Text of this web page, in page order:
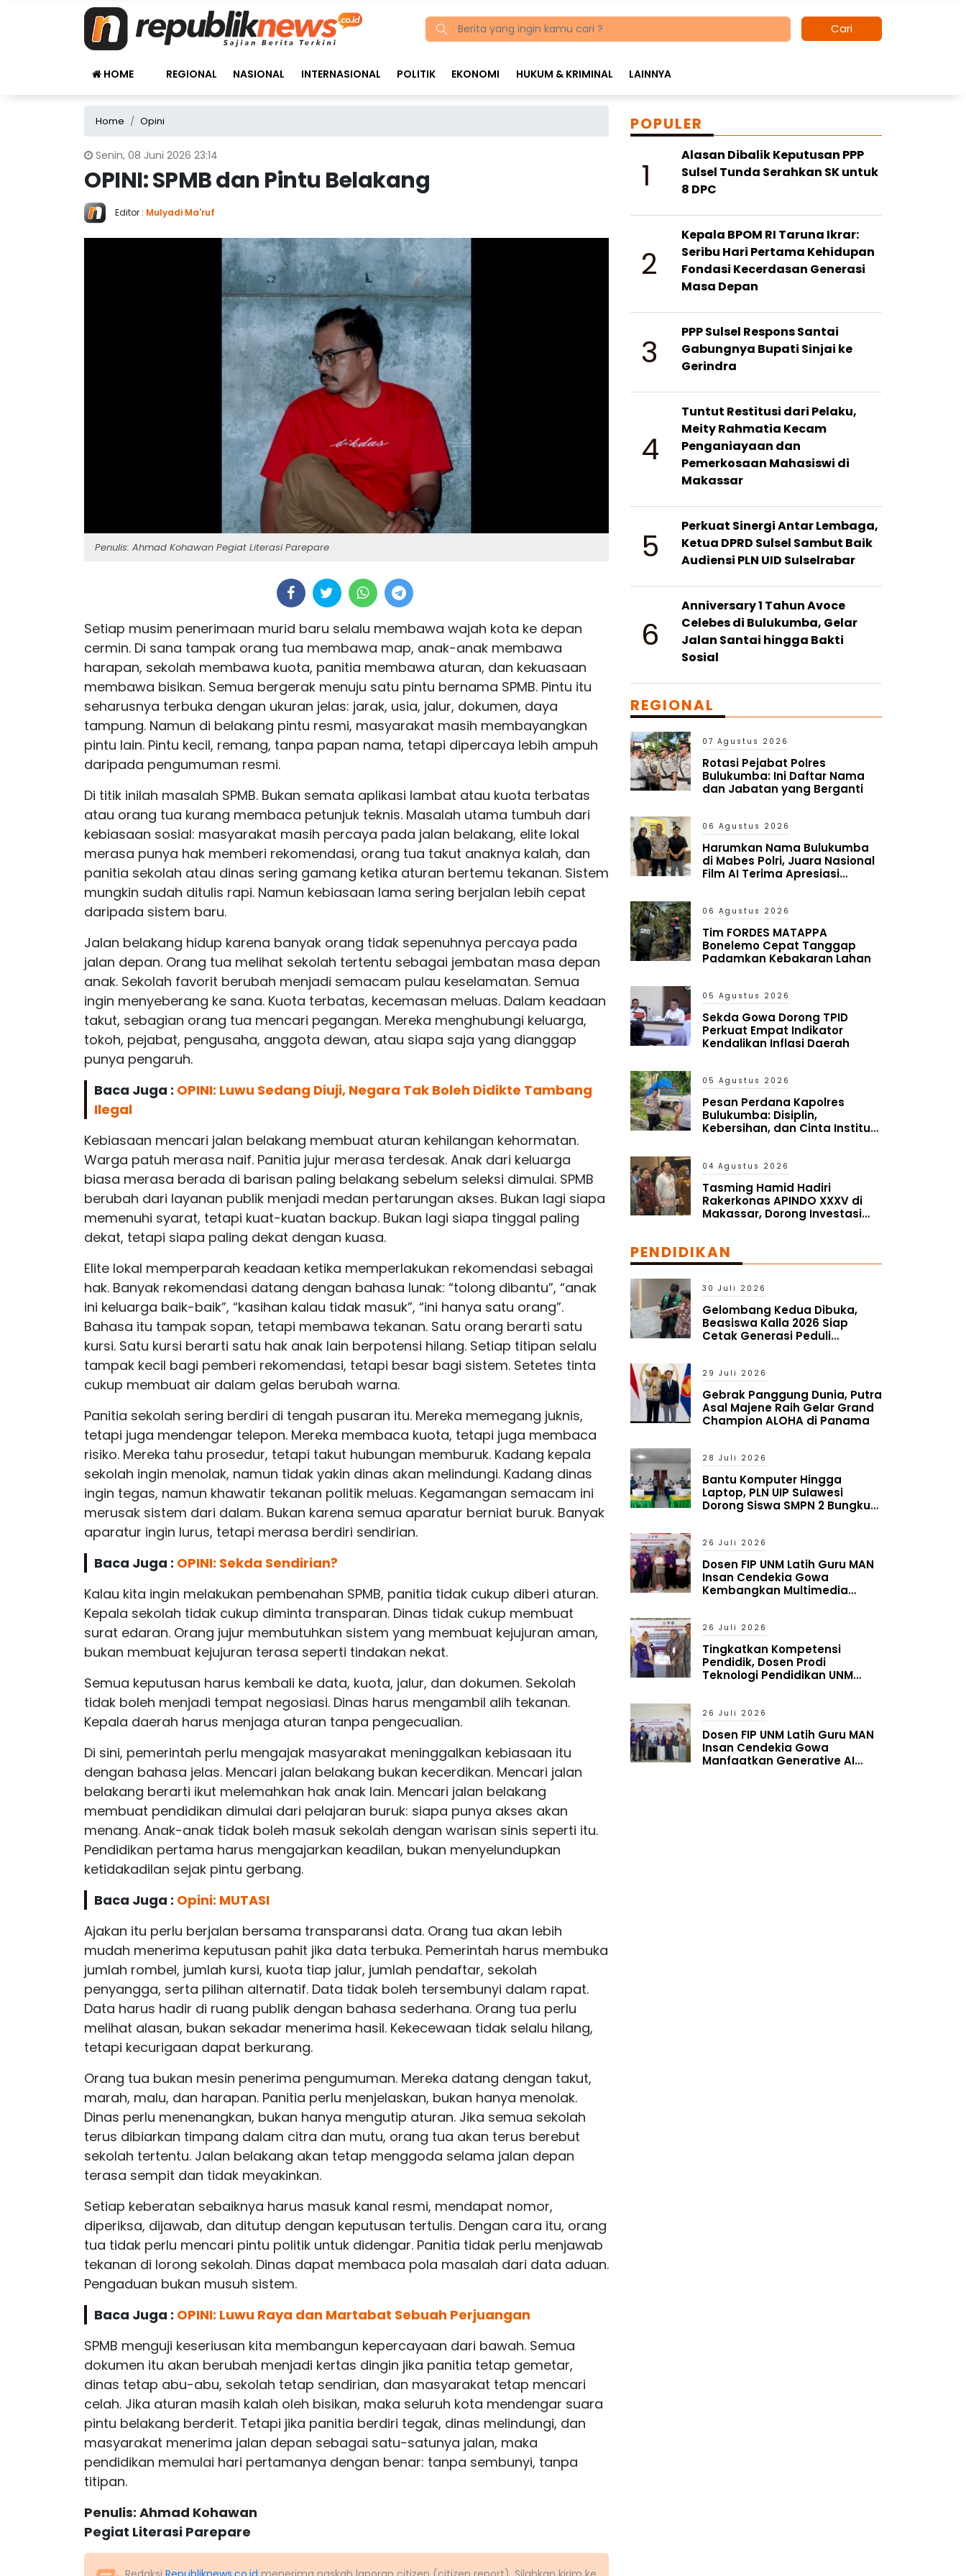
Cari
HOME REGIONAL NASIONAL INTERNASIONAL POLITIK EKONOMI HUKUM & KRIMINAL LAINNYA
Home Opini
Senin, 08 Juni 2026 23:14
OPINI: SPMB dan Pintu Belakang
Editor : Mulyadi Ma'ruf
Penulis: Ahmad Kohawan Pegiat Literasi Parepare
Setiap musim penerimaan murid baru selalu membawa wajah kota ke depan
cermin. Di sana tampak orang tua membawa map, anak-anak membawa
harapan, sekolah membawa kuota, panitia membawa aturan, dan kekuasaan
membawa bisikan. Semua bergerak menuju satu pintu bernama SPMB. Pintu itu
seharusnya terbuka dengan ukuran jelas: jarak, usia, jalur, dokumen, daya
tampung. Namun di belakang pintu resmi, masyarakat masih membayangkan
pintu lain. Pintu kecil, remang, tanpa papan nama, tetapi dipercaya lebih ampuh
daripada pengumuman resmi.
Di titik inilah masalah SPMB. Bukan semata aplikasi lambat atau kuota terbatas
atau orang tua kurang membaca petunjuk teknis. Masalah utama tumbuh dari
kebiasaan sosial: masyarakat masih percaya pada jalan belakang, elite lokal
merasa punya hak memberi rekomendasi, orang tua takut anaknya kalah, dan
panitia sekolah atau dinas sering gamang ketika aturan bertemu tekanan. Sistem
mungkin sudah ditulis rapi. Namun kebiasaan lama sering berjalan lebih cepat
daripada sistem baru.
Jalan belakang hidup karena banyak orang tidak sepenuhnya percaya pada
jalan depan. Orang tua melihat sekolah tertentu sebagai jembatan masa depan
anak. Sekolah favorit berubah menjadi semacam pulau keselamatan. Semua
ingin menyeberang ke sana. Kuota terbatas, kecemasan meluas. Dalam keadaan
takut, sebagian orang tua mencari pegangan. Mereka menghubungi keluarga,
tokoh, pejabat, pengusaha, anggota dewan, atau siapa saja yang dianggap
punya pengaruh.
Baca Juga : OPINI: Luwu Sedang Diuji, Negara Tak Boleh Didikte Tambang
Ilegal
Kebiasaan mencari jalan belakang membuat aturan kehilangan kehormatan.
Warga patuh merasa naif. Panitia jujur merasa terdesak. Anak dari keluarga
biasa merasa berada di barisan paling belakang sebelum seleksi dimulai. SPMB
berubah dari layanan publik menjadi medan pertarungan akses. Bukan lagi siapa
memenuhi syarat, tetapi kuat-kuatan backup. Bukan lagi siapa tinggal paling
dekat, tetapi siapa paling dekat dengan kuasa.
Elite lokal memperparah keadaan ketika memperlakukan rekomendasi sebagai
hak. Banyak rekomendasi datang dengan bahasa lunak: “tolong dibantu”, “anak
ini keluarga baik-baik”, “kasihan kalau tidak masuk”, “ini hanya satu orang”.
Bahasa itu tampak sopan, tetapi membawa tekanan. Satu orang berarti satu
kursi. Satu kursi berarti satu hak anak lain berpotensi hilang. Setiap titipan selalu
tampak kecil bagi pemberi rekomendasi, tetapi besar bagi sistem. Setetes tinta
cukup membuat air dalam gelas berubah warna.
Panitia sekolah sering berdiri di tengah pusaran itu. Mereka memegang juknis,
tetapi juga mendengar telepon. Mereka membaca kuota, tetapi juga membaca
risiko. Mereka tahu prosedur, tetapi takut hubungan memburuk. Kadang kepala
sekolah ingin menolak, namun tidak yakin dinas akan melindungi. Kadang dinas
ingin tegas, namun khawatir tekanan politik meluas. Kegamangan semacam ini
merusak sistem dari dalam. Bukan karena semua aparatur berniat buruk. Banyak
aparatur ingin lurus, tetapi merasa berdiri sendirian.
Baca Juga : OPINI: Sekda Sendirian?
Kalau kita ingin melakukan pembenahan SPMB, panitia tidak cukup diberi aturan.
Kepala sekolah tidak cukup diminta transparan. Dinas tidak cukup membuat
surat edaran. Orang jujur membutuhkan sistem yang membuat kejujuran aman,
bukan membuat kejujuran terasa seperti tindakan nekat.
Semua keputusan harus kembali ke data, kuota, jalur, dan dokumen. Sekolah
tidak boleh menjadi tempat negosiasi. Dinas harus mengambil alih tekanan.
Kepala daerah harus menjaga aturan tanpa pengecualian.
Di sini, pemerintah perlu mengajak masyarakat meninggalkan kebiasaan itu
dengan bahasa jelas. Mencari jalan belakang bukan kecerdikan. Mencari jalan
belakang berarti ikut melemahkan hak anak lain. Mencari jalan belakang
membuat pendidikan dimulai dari pelajaran buruk: siapa punya akses akan
menang. Anak-anak tidak boleh masuk sekolah dengan warisan sinis seperti itu.
Pendidikan pertama harus mengajarkan keadilan, bukan menyelundupkan
ketidakadilan sejak pintu gerbang.
Baca Juga : Opini: MUTASI
Ajakan itu perlu berjalan bersama transparansi data. Orang tua akan lebih
mudah menerima keputusan pahit jika data terbuka. Pemerintah harus membuka
jumlah rombel, jumlah kursi, kuota tiap jalur, jumlah pendaftar, sekolah
penyangga, serta pilihan alternatif. Data tidak boleh tersembunyi dalam rapat.
Data harus hadir di ruang publik dengan bahasa sederhana. Orang tua perlu
melihat alasan, bukan sekadar menerima hasil. Kekecewaan tidak selalu hilang,
tetapi kecurigaan dapat berkurang.
Orang tua bukan mesin penerima pengumuman. Mereka datang dengan takut,
marah, malu, dan harapan. Panitia perlu menjelaskan, bukan hanya menolak.
Dinas perlu menenangkan, bukan hanya mengutip aturan. Jika semua sekolah
terus dibiarkan timpang dalam citra dan mutu, orang tua akan terus berebut
sekolah tertentu. Jalan belakang akan tetap menggoda selama jalan depan
terasa sempit dan tidak meyakinkan.
Setiap keberatan sebaiknya harus masuk kanal resmi, mendapat nomor,
diperiksa, dijawab, dan ditutup dengan keputusan tertulis. Dengan cara itu, orang
tua tidak perlu mencari pintu politik untuk didengar. Panitia tidak perlu menjawab
tekanan di lorong sekolah. Dinas dapat membaca pola masalah dari data aduan.
Pengaduan bukan musuh sistem.
Baca Juga : OPINI: Luwu Raya dan Martabat Sebuah Perjuangan
SPMB menguji keseriusan kita membangun kepercayaan dari bawah. Semua
dokumen itu akan berubah menjadi kertas dingin jika panitia tetap gemetar,
dinas tetap abu-abu, sekolah tetap sendirian, dan masyarakat tetap mencari
celah. Jika aturan masih kalah oleh bisikan, maka seluruh kota mendengar suara
pintu belakang berderit. Tetapi jika panitia berdiri tegak, dinas melindungi, dan
masyarakat menerima jalan depan sebagai satu-satunya jalan, maka
pendidikan memulai hari pertamanya dengan benar: tanpa sembunyi, tanpa
titipan.
Penulis: Ahmad Kohawan
Pegiat Literasi Parepare
POPULER
1
Alasan Dibalik Keputusan PPP
Sulsel Tunda Serahkan SK untuk
8 DPC
2
Kepala BPOM RI Taruna Ikrar:
Seribu Hari Pertama Kehidupan
Fondasi Kecerdasan Generasi
Masa Depan
3
PPP Sulsel Respons Santai
Gabungnya Bupati Sinjai ke
Gerindra
4
Tuntut Restitusi dari Pelaku,
Meity Rahmatia Kecam
Penganiayaan dan
Pemerkosaan Mahasiswi di
Makassar
5
Perkuat Sinergi Antar Lembaga,
Ketua DPRD Sulsel Sambut Baik
Audiensi PLN UID Sulselrabar
6
Anniversary 1 Tahun Avoce
Celebes di Bulukumba, Gelar
Jalan Santai hingga Bakti
Sosial
REGIONAL
07 Agustus 2026
Rotasi Pejabat Polres
Bulukumba: Ini Daftar Nama
dan Jabatan yang Berganti
06 Agustus 2026
Harumkan Nama Bulukumba
di Mabes Polri, Juara Nasional
Film AI Terima Apresiasi
06 Agustus 2026
Tim FORDES MATAPPA
Bonelemo Cepat Tanggap
Padamkan Kebakaran Lahan
05 Agustus 2026
Sekda Gowa Dorong TPID
Perkuat Empat Indikator
Kendalikan Inflasi Daerah
05 Agustus 2026
Pesan Perdana Kapolres
Bulukumba: Disiplin,
Kebersihan, dan Cinta Institusi
04 Agustus 2026
Tasming Hamid Hadiri
Rakerkonas APINDO XXXV di
Makassar, Dorong Investasi
PENDIDIKAN
30 Juli 2026
Gelombang Kedua Dibuka,
Beasiswa Kalla 2026 Siap
Cetak Generasi Peduli
29 Juli 2026
Gebrak Panggung Dunia, Putra
Asal Majene Raih Gelar Grand
Champion ALOHA di Panama
28 Juli 2026
Bantu Komputer Hingga
Laptop, PLN UIP Sulawesi
Dorong Siswa SMPN 2 Bungku
26 Juli 2026
Dosen FIP UNM Latih Guru MAN
Insan Cendekia Gowa
Kembangkan Multimedia
26 Juli 2026
Tingkatkan Kompetensi
Pendidik, Dosen Prodi
Teknologi Pendidikan UNM
AI
26 Juli 2026
Dosen FIP UNM Latih Guru MAN
Insan Cendekia Gowa
Manfaatkan Generative AI